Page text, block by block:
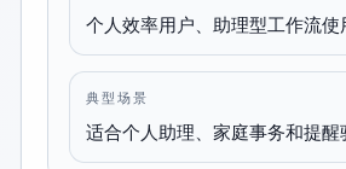
个人效率用户、助理型工作流使
典型场景
适合个人助理、家庭事务和提醒